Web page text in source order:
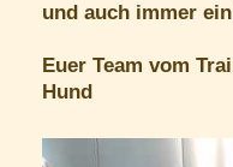
und auch immer
Euer Team vom
Hund